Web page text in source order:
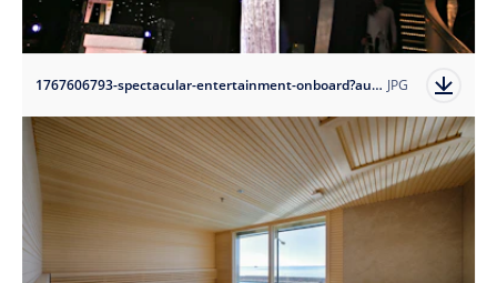
1767606793-spectacular-entertainment-onboard?auto=format JPG